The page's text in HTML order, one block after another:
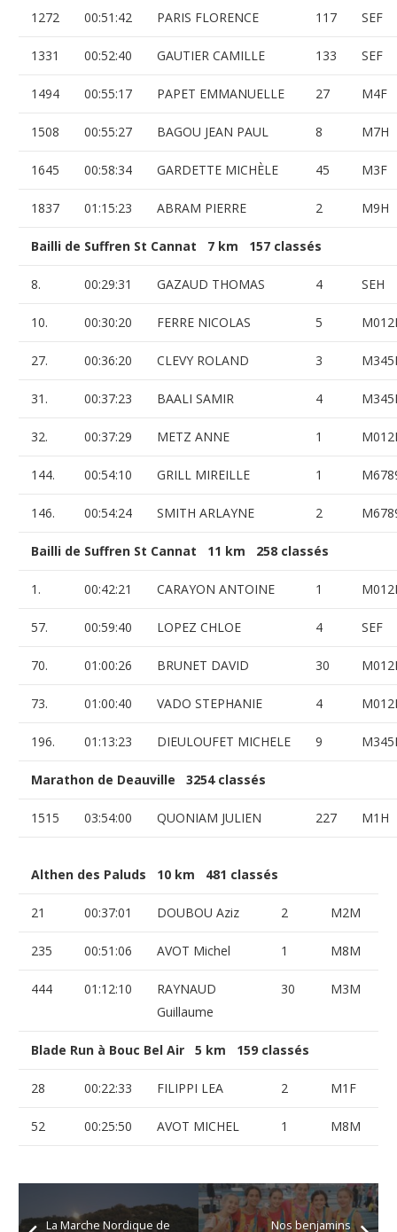
1272 00:51:42 PARIS FLORENCE 117 SEF
1331 00:52:40 GAUTIER CAMILLE 133 SEF
1494 00:55:17 PAPET EMMANUELLE 27 M4F
1508 00:55:27 BAGOU JEAN PAUL 8 M7H
1645 00:58:34 GARDETTE MICHÈLE 45 M3F
1837 01:15:23 ABRAM PIERRE 2 M9H
Bailli de Suffren St Cannat 7 km 157 classés
8. 00:29:31 GAZAUD THOMAS 4 SEH
10. 00:30:20 FERRE NICOLAS 5
27. 00:36:20 CLEVY ROLAND 3
31. 00:37:23 BAALI SAMIR 4
32. 00:37:29 METZ ANNE 1
144. 00:54:10 GRILL MIREILLE 1
146. 00:54:24 SMITH ARLAYNE 2
Bailli de Suffren St Cannat 11 km 258 classés
1. 00:42:21 CARAYON ANTOINE 1
57. 00:59:40 LOPEZ CHLOE 4 SEF
70. 01:00:26 BRUNET DAVID 30
73. 01:00:40 VADO STEPHANIE 4
196. 01:13:23 DIEULOUFET MICHELE 9
Marathon de Deauville 3254 classés
1515 03:54:00 QUONIAM JULIEN 227 M1H
Althen des Paluds 10 km 481 classés
21 00:37:01 DOUBOU Aziz 2 M2M
235 00:51:06 AVOT Michel 1 M8M
444 01:12:10
RAYNAUD
Guillaume
30 M3M
Blade Run à Bouc Bel Air 5 km 159 classés
28 00:22:33 FILIPPI LEA 2 M1F
52 00:25:50 AVOT MICHEL 1 M8M
La Marche Nordique de Nos benjamins